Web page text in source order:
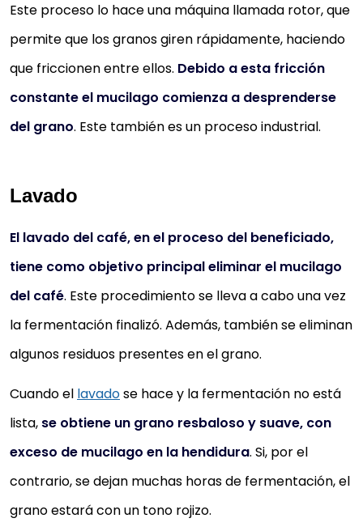
Este proceso lo hace una máquina llamada rotor, que
permite que los granos giren rápidamente, haciendo
que friccionen entre ellos. Debido a esta fricción
constante el mucilago comienza a desprenderse
del grano. Este también es un proceso industrial.
Lavado
El lavado del café, en el proceso del beneficiado,
tiene como objetivo principal eliminar el mucilago
del café. Este procedimiento se lleva a cabo una vez
la fermentación finalizó. Además, también se eliminan
algunos residuos presentes en el grano.
Cuando el lavadose hace y la fermentación no está
lista, se obtiene un grano resbaloso y suave, con
exceso de mucilago en la hendidura. Si, por el
contrario, se dejan muchas horas de fermentación, el
grano estará con un tono rojizo.